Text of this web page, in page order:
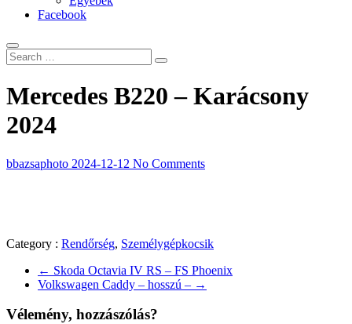
Facebook
Mercedes B220 – Karácsony
2024
bbazsaphoto 2024-12-12 No Comments
Category : Rendőrség, Személygépkocsik
← Skoda Octavia IV RS – FS Phoenix
Volkswagen Caddy – hosszú – →
Vélemény, hozzászólás?